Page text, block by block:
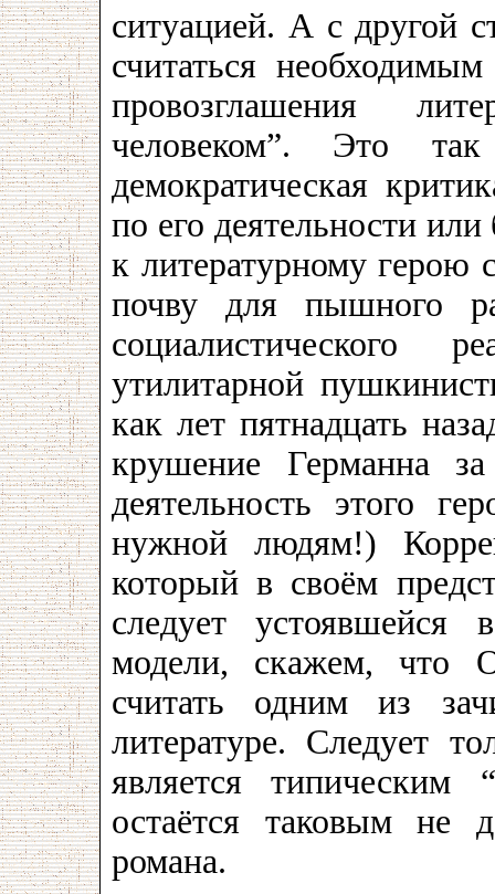
ситуацией. А с другой
считаться
провозглашения
человеком”. Это так
демократическая
по его деятельности
к литературному герою
почву для пышного
социалистического
утилитарной
как лет пятнадцать
крушение Германна
деятельность этого
нужной людям!)
который в своём
следует устоявшейся
модели, скажем, что
считать одним из
литературе. Следует
является
остаётся таковым не
романа.